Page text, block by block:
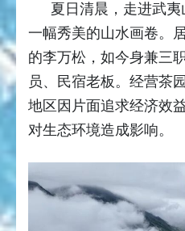
夏日清晨，走进武
一幅秀美的山水画卷。
的李万松，如今身兼三
员、民宿老板。经营茶
地区因片面追求经济效
对生态环境造成影响。